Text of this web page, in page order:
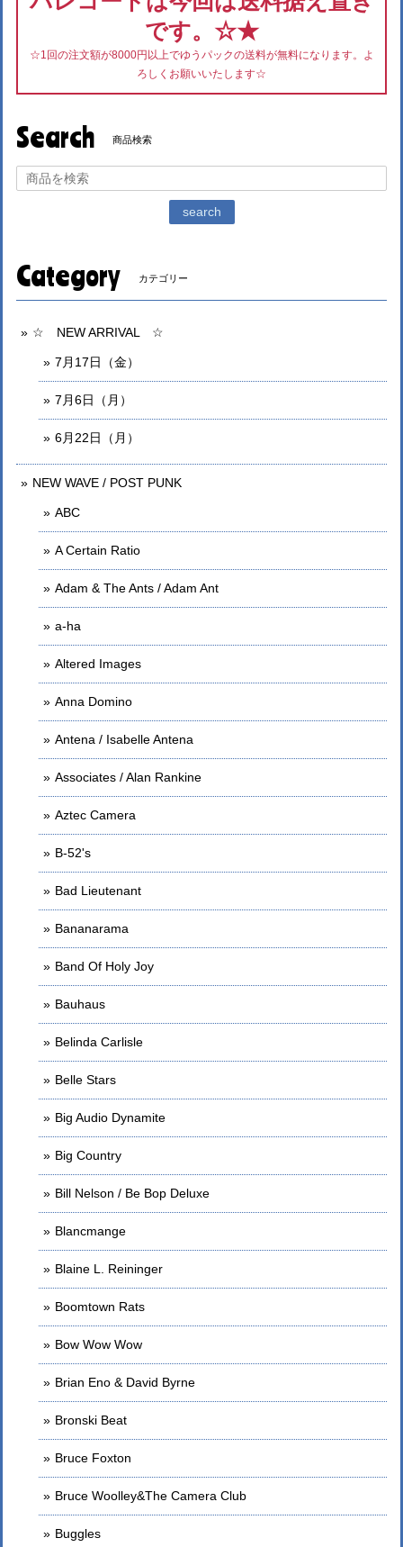
です。☆★
☆1回の注文額が8000円以上でゆうパックの送料が無料になります。よ
ろしくお願いいたします☆
Search 商品検索
search
Category カテゴリー
☆ NEW ARRIVAL ☆
7月17日（金）
7月6日（月）
6月22日（月）
NEW WAVE / POST PUNK
ABC
A Certain Ratio
Adam & The Ants / Adam Ant
a-ha
Altered Images
Anna Domino
Antena / Isabelle Antena
Associates / Alan Rankine
Aztec Camera
B-52's
Bad Lieutenant
Bananarama
Band Of Holy Joy
Bauhaus
Belinda Carlisle
Belle Stars
Big Audio Dynamite
Big Country
Bill Nelson / Be Bop Deluxe
Blancmange
Blaine L. Reininger
Boomtown Rats
Bow Wow Wow
Brian Eno & David Byrne
Bronski Beat
Bruce Foxton
Bruce Woolley&The Camera Club
Buggles